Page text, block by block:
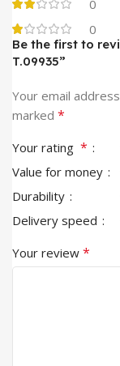
0
0
Be the first to
T.09935”
Your email
marked *
Your rating *
Value for money
Durability
Delivery speed
Your review *